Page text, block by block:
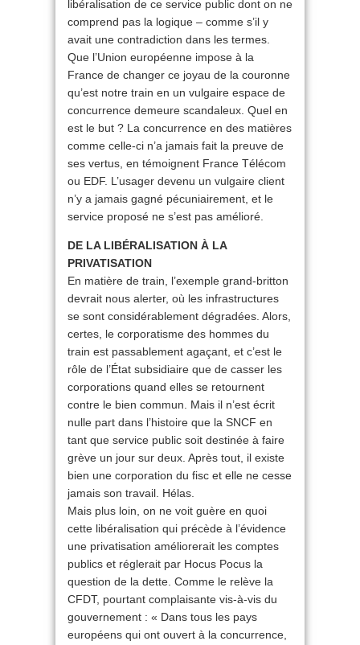
libéralisation de ce service public dont on ne
comprend pas la logique – comme s’il y
avait une contradiction dans les termes.
Que l’Union européenne impose à la
France de changer ce joyau de la couronne
qu’est notre train en un vulgaire espace de
concurrence demeure scandaleux. Quel en
est le but ? La concurrence en des matières
comme celle-ci n’a jamais fait la preuve de
ses vertus, en témoignent France Télécom
ou EDF. L’usager devenu un vulgaire client
n’y a jamais gagné pécuniairement, et le
service proposé ne s’est pas amélioré.
DE LA LIBÉRALISATION À LA
PRIVATISATION
En matière de train, l’exemple grand-britton
devrait nous alerter, où les infrastructures
se sont considérablement dégradées. Alors,
certes, le corporatisme des hommes du
train est passablement agaçant, et c’est le
rôle de l’État subsidiaire que de casser les
corporations quand elles se retournent
contre le bien commun. Mais il n’est écrit
nulle part dans l’histoire que la SNCF en
tant que service public soit destinée à faire
grève un jour sur deux. Après tout, il existe
bien une corporation du fisc et elle ne cesse
jamais son travail. Hélas.
Mais plus loin, on ne voit guère en quoi
cette libéralisation qui précède à l’évidence
une privatisation améliorerait les comptes
publics et réglerait par Hocus Pocus la
question de la dette. Comme le relève la
CFDT, pourtant complaisante vis-à-vis du
gouvernement : « Dans tous les pays
européens qui ont ouvert à la concurrence,